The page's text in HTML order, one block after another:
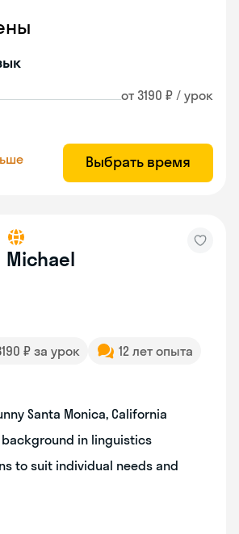
от 3190 ₽ / урок
Выбрать время
Michael
₽ за урок
12 лет опыта
Santa Monica, California
background in linguistics
to suit individual needs and